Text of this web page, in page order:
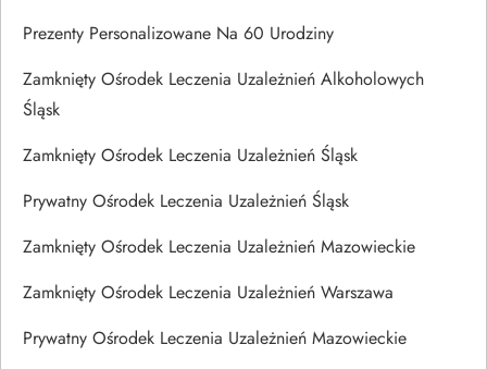
Prezenty Personalizowane Na 60 Urodziny
Zamknięty Ośrodek Leczenia Uzależnień Alkoholowych
Śląsk
Zamknięty Ośrodek Leczenia Uzależnień Śląsk
Prywatny Ośrodek Leczenia Uzależnień Śląsk
Zamknięty Ośrodek Leczenia Uzależnień Mazowieckie
Zamknięty Ośrodek Leczenia Uzależnień Warszawa
Prywatny Ośrodek Leczenia Uzależnień Mazowieckie